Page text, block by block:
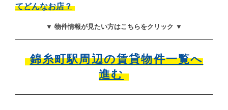
てどんなお店？
▼ 物件情報が見たい方はこちらをクリック ▼
錦糸町駅周辺の賃貸物件一覧へ
進む